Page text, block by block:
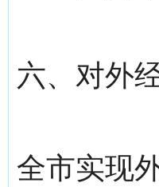
六、对外
全市实现